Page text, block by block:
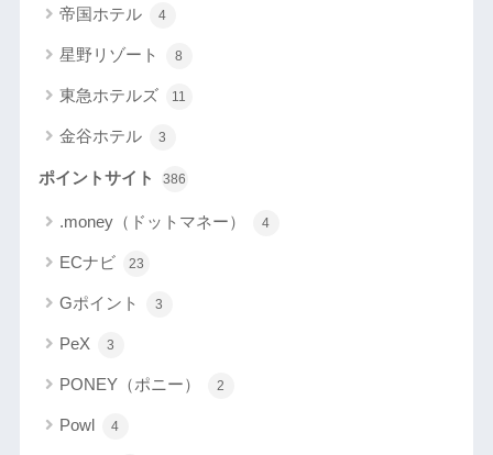
帝国ホテル 4
星野リゾート 8
東急ホテルズ 11
金谷ホテル 3
ポイントサイト 386
.money（ドットマネー） 4
ECナビ 23
Gポイント 3
PeX 3
PONEY（ポニー） 2
Powl 4